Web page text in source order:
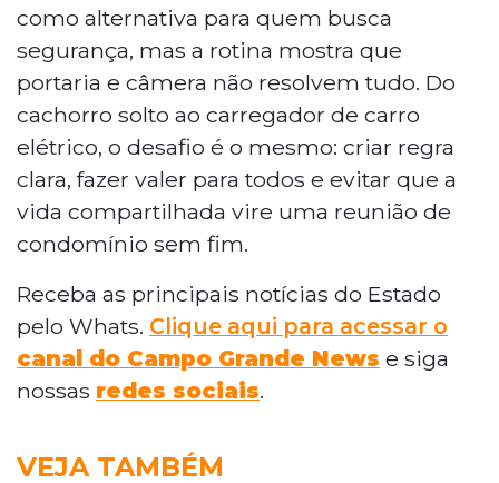
como alternativa para quem busca
segurança, mas a rotina mostra que
portaria e câmera não resolvem tudo. Do
cachorro solto ao carregador de carro
elétrico, o desafio é o mesmo: criar regra
clara, fazer valer para todos e evitar que a
vida compartilhada vire uma reunião de
condomínio sem fim.
Receba as principais notícias do Estado
pelo Whats. Clique aqui para acessar o
canal do Campo Grande News e siga
nossas redes sociais.
VEJA TAMBÉM